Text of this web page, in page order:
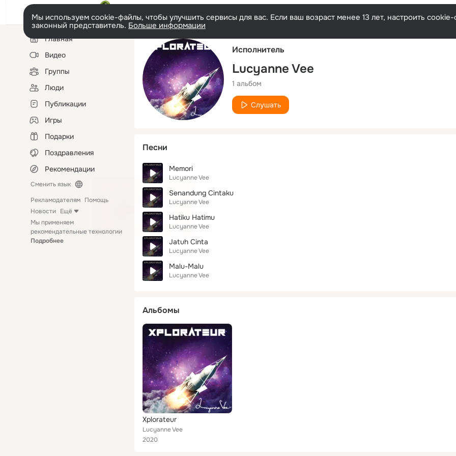
Мы используем cookie-файлы, чтобы улучшить сервисы для вас. Если ваш возраст менее 13 лет, настроить
законный представитель. Больше информации
Левая
колонкаГлавная
Видео
Группы
Люди
Публикации
Игры
Подарки
Поздравления
Рекомендации
Сменить язык
Рекламодателям Помощь
Новости Ещё
Мы применяем
рекомендательные технологии
Подробнее
Исполнитель
Lucyanne Vee
1 альбом
Слушать
Песни
Memori
Lucyanne Vee
Senandung Cintaku
Lucyanne Vee
Hatiku Hatimu
Lucyanne Vee
Jatuh Cinta
Lucyanne Vee
Malu-Malu
Lucyanne Vee
Альбомы
Xplorateur
Lucyanne Vee
2020